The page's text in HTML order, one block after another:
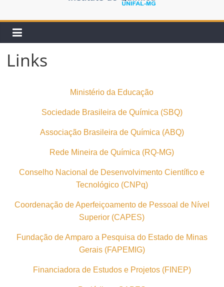
Links
Ministério da Educação
Sociedade Brasileira de Química (SBQ)
Associação Brasileira de Química (ABQ)
Rede Mineira de Química (RQ-MG)
Conselho Nacional de Desenvolvimento Científico e
Tecnológico (CNPq)
Coordenação de Aperfeiçoamento de Pessoal de Nível
Superior (CAPES)
Fundação de Amparo a Pesquisa do Estado de Minas
Gerais (FAPEMIG)
Financiadora de Estudos e Projetos (FINEP)